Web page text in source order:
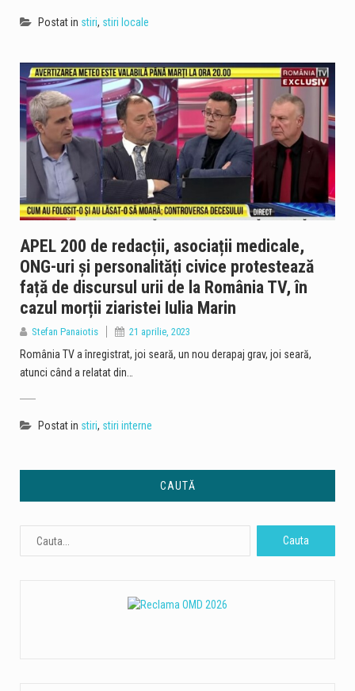
Postat in stiri, stiri locale
APEL 200 de redacții, asociații medicale,
ONG-uri și personalități civice protestează
față de discursul urii de la România TV, în
cazul morții ziaristei Iulia Marin
Stefan Panaiotis 21 aprilie, 2023
România TV a înregistrat, joi seară, un nou derapaj grav, joi seară,
atunci când a relatat din…
Postat in stiri, stiri interne
CAUTĂ